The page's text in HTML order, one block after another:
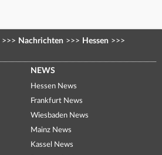
>>> Nachrichten >>> Hessen >>>
NEWS
Hessen News
Frankfurt News
Wiesbaden News
Mainz News
Kassel News